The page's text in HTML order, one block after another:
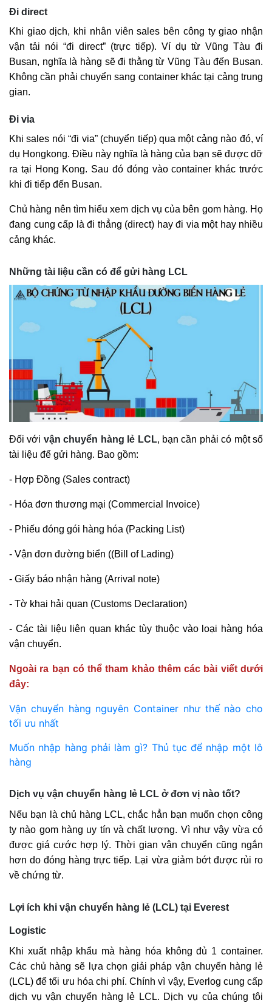
Đi direct
Khi giao dịch, khi nhân viên sales bên công ty giao nhận
vận tải nói “đi direct” (trực tiếp). Ví dụ từ Vũng Tàu đi
Busan, nghĩa là hàng sẽ đi thằng từ Vũng Tàu đến Busan.
Không cần phải chuyển sang container khác tại cảng trung
gian.
Đi via
Khi sales nói “đi via” (chuyển tiếp) qua một cảng nào đó, ví
dụ Hongkong. Điều này nghĩa là hàng của bạn sẽ được dỡ
ra tại Hong Kong. Sau đó đóng vào container khác trước
khi đi tiếp đến Busan.
Chủ hàng nên tìm hiểu xem dịch vụ của bên gom hàng. Họ
đang cung cấp là đi thẳng (direct) hay đi via một hay nhiều
cảng khác.
Những tài liệu cần có để gửi hàng LCL
Đối với vận chuyển hàng lẻ LCL, bạn cần phải có một số
tài liệu để gửi hàng. Bao gồm:
- Hợp Đồng (Sales contract)
- Hóa đơn thương mại (Commercial Invoice)
- Phiếu đóng gói hàng hóa (Packing List)
- Vận đơn đường biển ((Bill of Lading)
- Giấy báo nhận hàng (Arrival note)
- Tờ khai hải quan (Customs Declaration)
- Các tài liệu liên quan khác tùy thuộc vào loại hàng hóa
vận chuyển.
Ngoài ra bạn có thể tham khảo thêm các bài viết dưới
đây:
Vận chuyển hàng nguyên Container như thế nào cho
tối ưu nhất
Muốn nhập hàng phải làm gì? Thủ tục để nhập một lô
hàng
Dịch vụ vận chuyển hàng lẻ LCL ở đơn vị nào tốt?
Nếu bạn là chủ hàng LCL, chắc hẳn bạn muốn chọn công
ty nào gom hàng uy tín và chất lượng. Vì như vậy vừa có
được giá cước hợp lý. Thời gian vận chuyển cũng ngắn
hơn do đóng hàng trực tiếp. Lại vừa giảm bớt được rủi ro
về chứng từ.
Lợi ích khi vận chuyển hàng lẻ (LCL) tại Everest
Logistic
Khi xuất nhập khẩu mà hàng hóa không đủ 1 container.
Các chủ hàng sẽ lựa chọn giải pháp vận chuyển hàng lẻ
(LCL) để tối ưu hóa chi phí. Chính vì vậy, Everlog cung cấp
dịch vụ vận chuyển hàng lẻ LCL. Dịch vụ của chúng tôi